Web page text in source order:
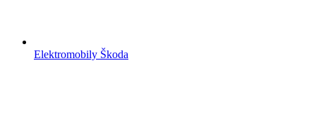
Elektromobily Škoda